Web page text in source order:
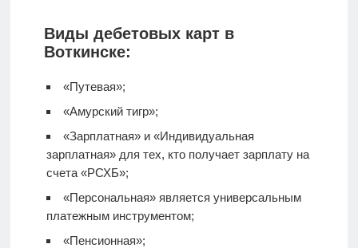
Виды дебетовых карт в
Воткинске:
«Путевая»;
«Амурский тигр»;
«Зарплатная» и «Индивидуальная
зарплатная» для тех, кто получает зарплату на
счета «РСХБ»;
«Персональная» является универсальным
платежным инструментом;
«Пенсионная»;